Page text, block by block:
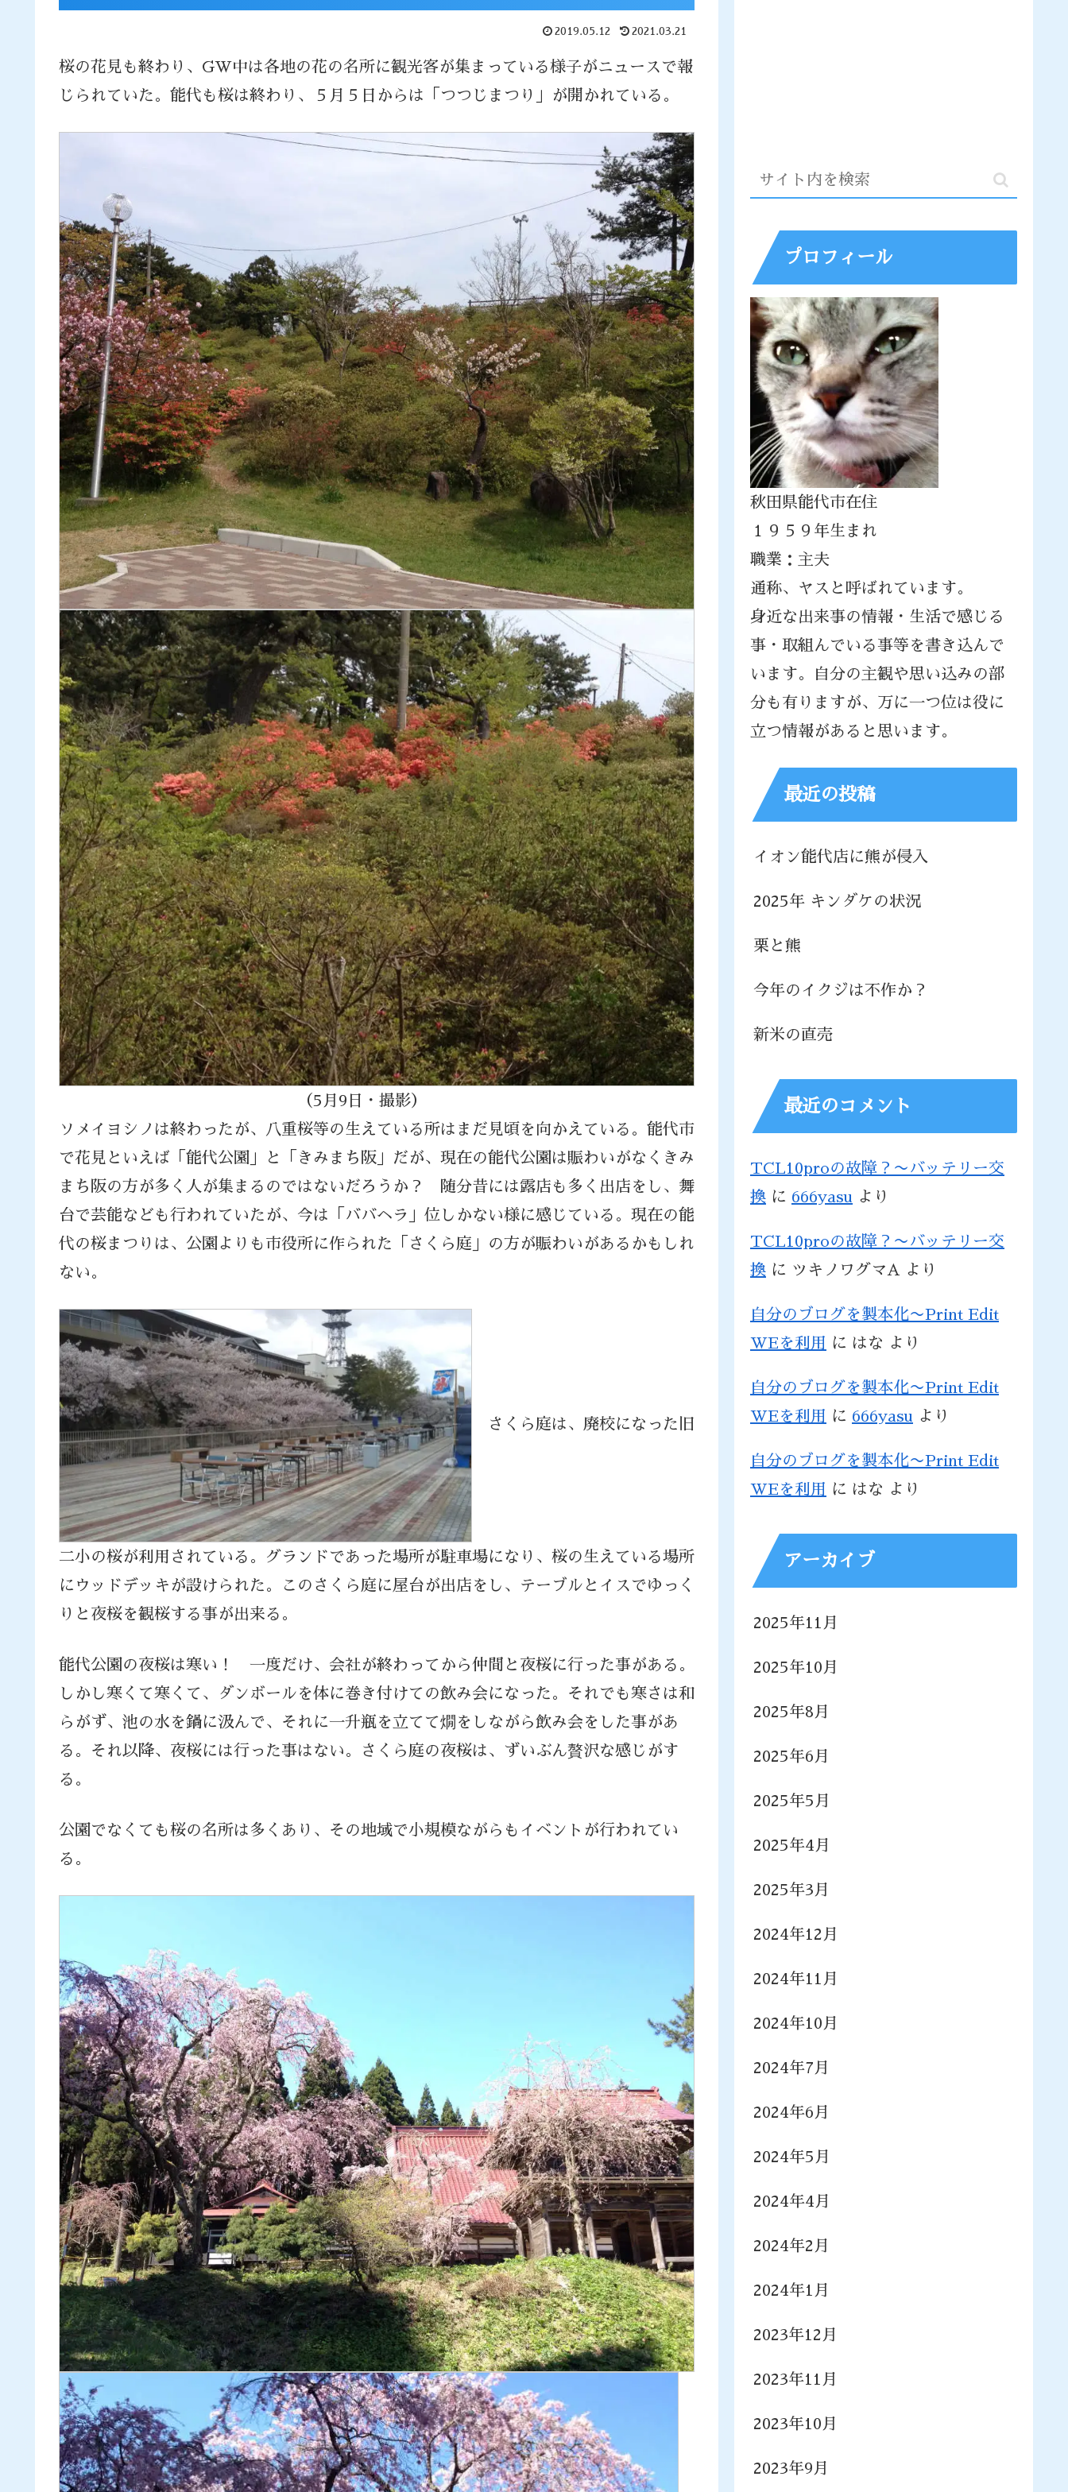
2019.05.12 2021.03.21
桜の花見も終わり、GW中は各地の花の名所に観光客が集まっている様子がニュースで報
じられていた。能代も桜は終わり、５月５日からは「つつじまつり」が開かれている。
（5月9日・撮影）
ソメイヨシノは終わったが、八重桜等の生えている所はまだ見頃を向かえている。能代市
で花見といえば「能代公園」と「きみまち阪」だが、現在の能代公園は賑わいがなくきみ
まち阪の方が多く人が集まるのではないだろうか？ 随分昔には露店も多く出店をし、舞
台で芸能なども行われていたが、今は「ババヘラ」位しかない様に感じている。現在の能
代の桜まつりは、公園よりも市役所に作られた「さくら庭」の方が賑わいがあるかもしれ
ない。
さくら庭は、廃校になった旧
二小の桜が利用されている。グランドであった場所が駐車場になり、桜の生えている場所
にウッドデッキが設けられた。このさくら庭に屋台が出店をし、テーブルとイスでゆっく
りと夜桜を観桜する事が出来る。
能代公園の夜桜は寒い！ 一度だけ、会社が終わってから仲間と夜桜に行った事がある。
しかし寒くて寒くて、ダンボールを体に巻き付けての飲み会になった。それでも寒さは和
らがず、池の水を鍋に汲んで、それに一升瓶を立てて燗をしながら飲み会をした事があ
る。それ以降、夜桜には行った事はない。さくら庭の夜桜は、ずいぶん贅沢な感じがす
る。
公園でなくても桜の名所は多くあり、その地域で小規模ながらもイベントが行われてい
る。
プロフィール
秋田県能代市在住
１９５９年生まれ
職業：主夫
通称、ヤスと呼ばれています。
身近な出来事の情報・生活で感じる
事・取組んでいる事等を書き込んで
います。自分の主観や思い込みの部
分も有りますが、万に一つ位は役に
立つ情報があると思います。
最近の投稿
イオン能代店に熊が侵入
2025年 キンダケの状況
栗と熊
今年のイクジは不作か？
新米の直売
最近のコメント
TCL10proの故障？〜バッテリー交
換 に 666yasu より
TCL10proの故障？〜バッテリー交
換 に ツキノワグマA より
自分のブログを製本化〜Print Edit
WEを利用
に はな より
自分のブログを製本化〜Print Edit
WEを利用
に 666yasu より
自分のブログを製本化〜Print Edit
WEを利用
に はな より
アーカイブ
2025年11月
2025年10月
2025年8月
2025年6月
2025年5月
2025年4月
2025年3月
2024年12月
2024年11月
2024年10月
2024年7月
2024年6月
2024年5月
2024年4月
2024年2月
2024年1月
2023年12月
2023年11月
2023年10月
2023年9月